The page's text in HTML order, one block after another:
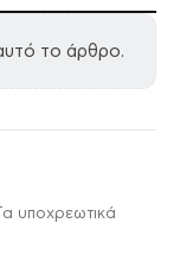
το άρθρο.
υποχρεωτικά